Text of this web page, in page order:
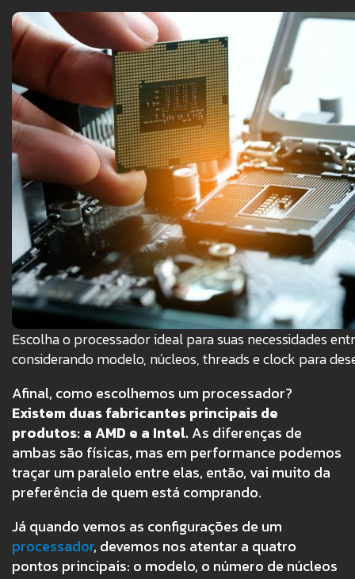
Escolha o processador ideal para suas necessidades
considerando modelo, núcleos, threads e clock para
Afinal, como escolhemos um processador?
Existem duas fabricantes principais de
produtos: a AMD e a Intel.As diferenças de
ambas são físicas, mas em performance podemos
traçar um paralelo entre elas, então, vai muito da
preferência de quem está comprando.
Já quando vemos as configurações de um
processador, devemos nos atentar a quatro
pontos principais: o modelo, o número de núcleos